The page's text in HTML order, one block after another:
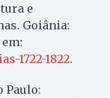
e
Goiânia:
1722-1822.
Paulo: